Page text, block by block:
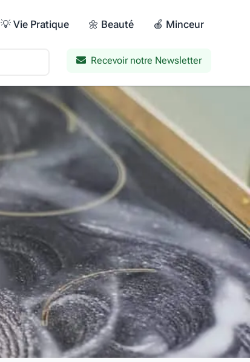
💡 Vie Pratique 🌼 Beauté 🍎 Minceur
Recevoir notre Newsletter